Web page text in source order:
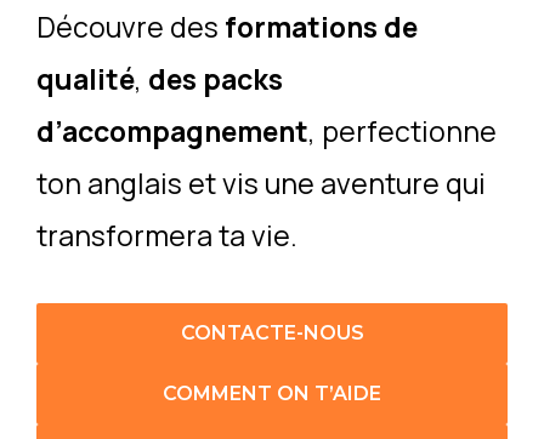
Découvre des formations de
qualité, des packs
d’accompagnement, perfectionne
ton anglais et vis une aventure qui
transformera ta vie.
CONTACTE-NOUS
COMMENT ON T’AIDE